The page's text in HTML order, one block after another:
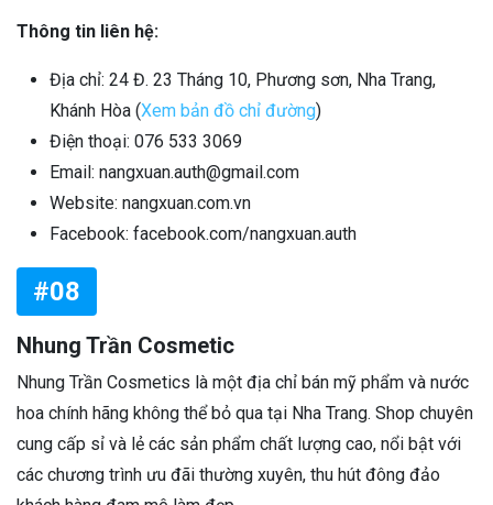
Thông tin liên hệ:
Địa chỉ: 24 Đ. 23 Tháng 10, Phương sơn, Nha Trang,
Khánh Hòa (Xem bản đồ chỉ đường)
Điện thoại: 076 533 3069
Email: nangxuan.auth@gmail.com
Website: nangxuan.com.vn
Facebook: facebook.com/nangxuan.auth
#08
Nhung Trần Cosmetic
Nhung Trần Cosmetics là một địa chỉ bán mỹ phẩm và nước
hoa chính hãng không thể bỏ qua tại Nha Trang. Shop chuyên
cung cấp sỉ và lẻ các sản phẩm chất lượng cao, nổi bật với
các chương trình ưu đãi thường xuyên, thu hút đông đảo